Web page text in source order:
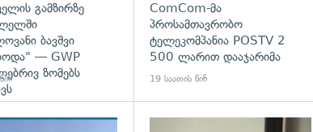
გამზირზე
ბავშვი
— GWP
ზომებს
ComCom-მა
პროსამთავრობო
ტელეკომპანია POSTV 2
500 ლარით დააჯარიმა
19 საათის წინ